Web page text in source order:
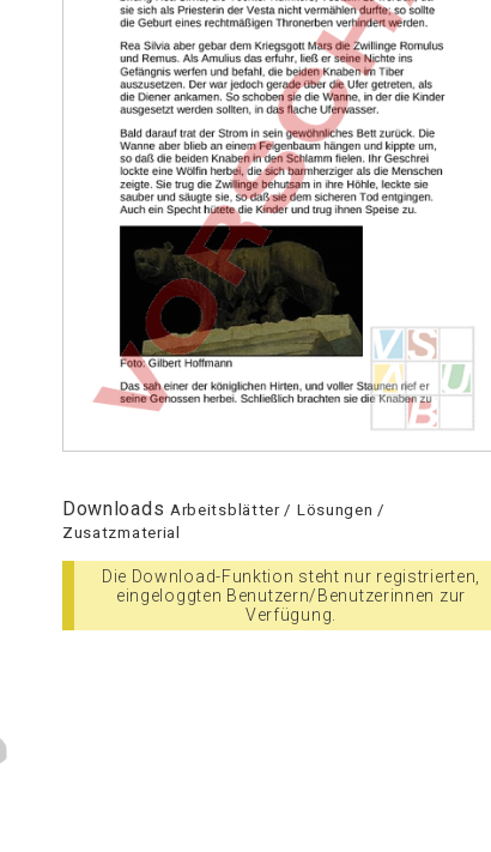
Downloads Arbeitsblätter / Lösungen /
Zusatzmaterial
Die Download-Funktion steht nur registrierten,
eingeloggten Benutzern/Benutzerinnen zur
Verfügung.